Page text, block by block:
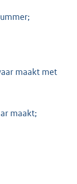
maakt met
maakt;